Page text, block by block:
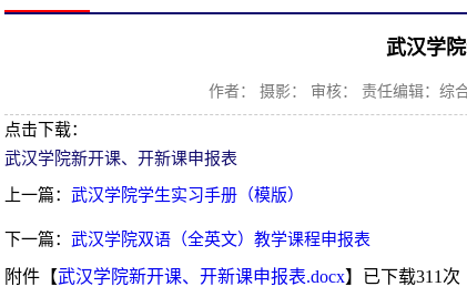
武汉学
作者： 摄影： 审核： 责任编辑：综
点击下载：
武汉学院新开课、开新课申报表
上一篇：武汉学院学生实习手册（模版）
下一篇：武汉学院双语（全英文）教学课程申报表
附件【武汉学院新开课、开新课申报表.docx】已下载311 次